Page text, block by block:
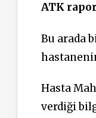
ATK
Bu arada
Hasta
verdiği